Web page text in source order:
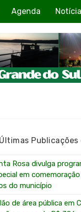
Agenda
Últimas Publicações
Rosa divulga
em
do município
de área pública em